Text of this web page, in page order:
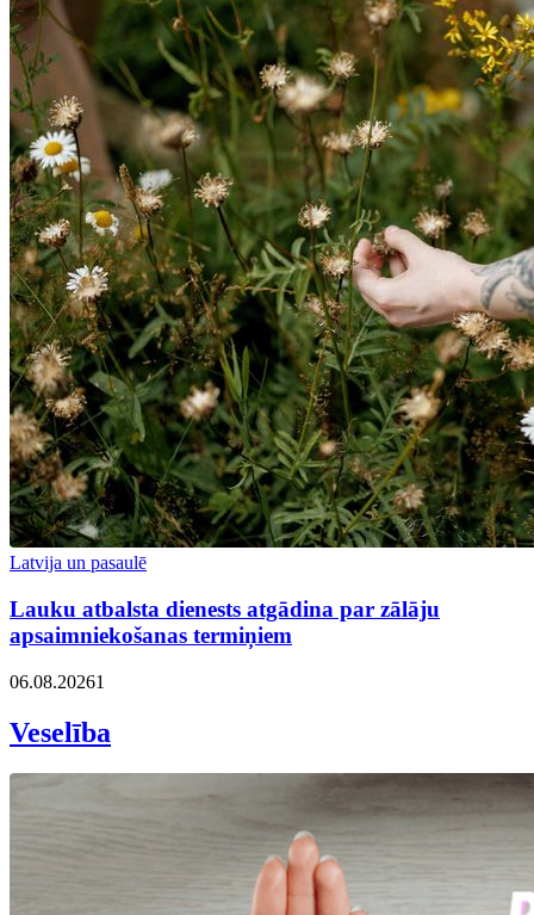
Latvija un pasaulē
Lauku atbalsta dienests atgādina par zālāju
apsaimniekošanas termiņiem
06.08.20261
Veselība